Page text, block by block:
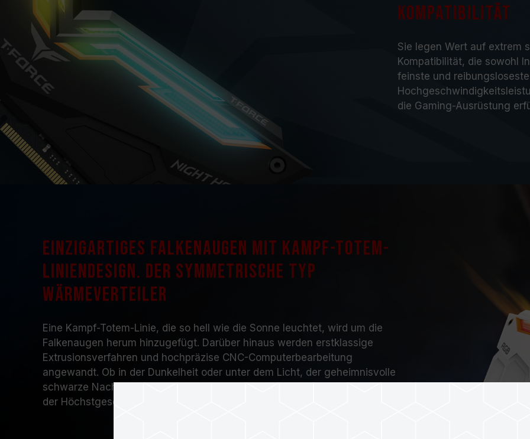
getestet. Bei Problemen mit dem
sich bitte an den jeweiligen
Kompatibilität
Sie legen Wert auf extrem
Kompatibilität, die sowohl
feinste und
die Gaming-Ausrüstung
Einzigartiges Falkenaugen mit Kampf-Totem-
Liniendesign. Der symmetrische Typ
Wärmeverteiler
Eine Kampf-Totem-Linie, die so hell wie die Sonne leuchtet, wird um die
Falkenaugen herum hinzugefügt. Darüber hinaus werden erstklassige
Extrusionsverfahren und hochpräzise CNC-Computerbearbeitung
angewandt. Ob in der Dunkelheit oder unter dem Licht, der geheimnisvolle
schwarze Nachtfalke und der rein weiße Schneefalke sind beide Könige
der Höchstgeschwindigkeit.